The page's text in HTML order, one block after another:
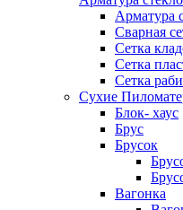
Арматура
Сварная
Сетка
Сетка
Сетка
Сухие
Блок- хаус
Брус
Брусок
Вагонка